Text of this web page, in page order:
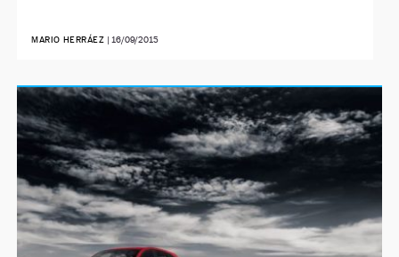
MARIO HERRÁEZ | 16/09/2015